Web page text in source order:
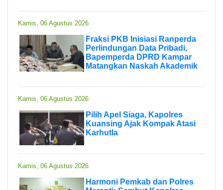
Kamis, 06 Agustus 2026
Fraksi PKB Inisiasi Ranperda
Perlindungan Data Pribadi,
Bapemperda DPRD Kampar
Matangkan Naskah Akademik
Kamis, 06 Agustus 2026
Pilih Apel Siaga, Kapolres
Kuansing Ajak Kompak Atasi
Karhutla
Kamis, 06 Agustus 2026
Harmoni Pemkab dan Polres